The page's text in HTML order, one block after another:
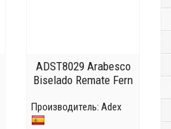
ADST8029 Arabesco
Biselado Remate Fern
Производитель: Adex